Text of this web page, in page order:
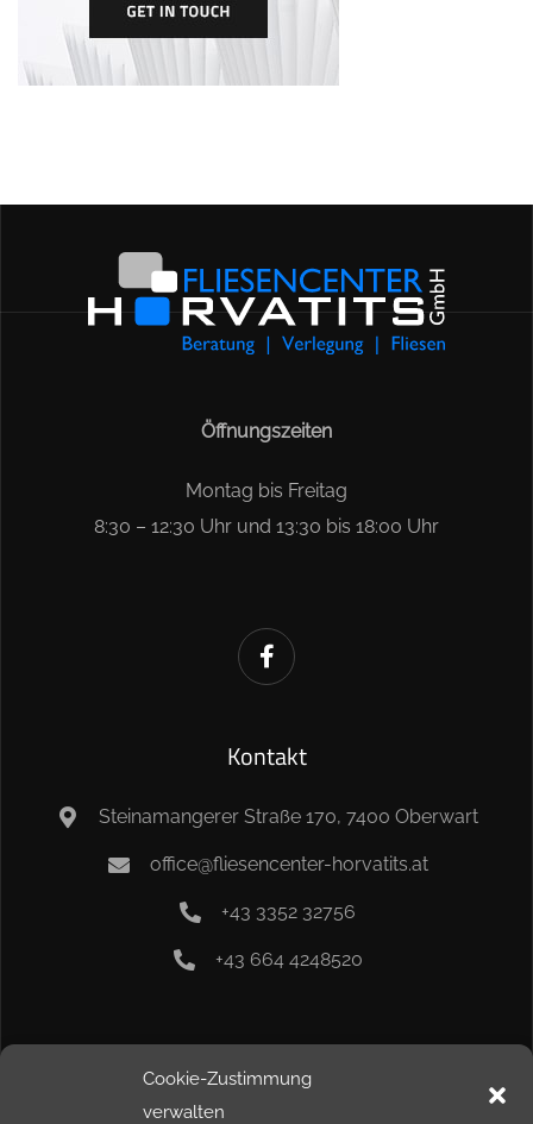
Cookie-Zustimmung
verwalten
Öffnungszeiten
Montag bis Freitag
8:30 – 12:30 Uhr und 13:30 bis 18:00 Uhr
Kontakt
Steinamangerer Straße 170, 7400 Oberwart
office@fliesencenter-horvatits.at
+43 3352 32756
+43 664 4248520
Info